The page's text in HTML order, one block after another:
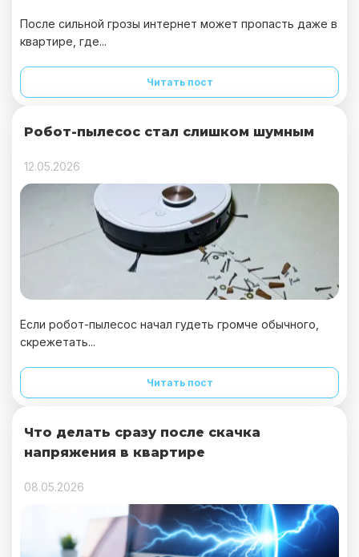
После сильной грозы интернет может пропасть даже в
квартире, где...
Читать пост
Робот-пылесос стал слишком шумным
12.05.2026
Если робот-пылесос начал гудеть громче обычного,
скрежетать...
Читать пост
Что делать сразу после скачка
напряжения в квартире
08.05.2026